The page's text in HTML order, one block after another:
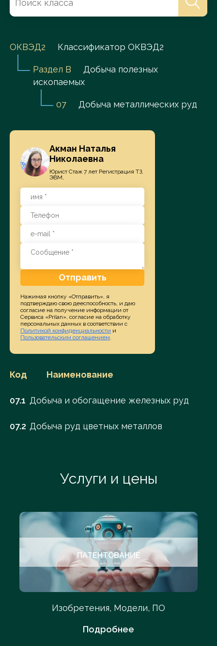
ОКВЭД2 Классификатор ОКВЭД2
Раздел B
Добыча полезных
ископаемых
07 Добыча металлических руд
Код Наименование
07.1 Добыча и обогащение железных руд
07.2 Добыча руд цветных металлов
Услуги и цены
ПАТЕНТОВАНИЕ
Изобретения, Модели, ПО
Подробнее
Акман Наталья
Николаевна
Юрист Стаж 7 лет Регистрация ТЗ,
ЭВМ,
Отправить
Нажимая кнопку «Отправить», я
подтверждаю свою дееспособность, и даю
согласие на получение информации от
Сервиса «Prilan», согласие на обработку
персональных данных в соответствии с
Политикой конфиденциальности и
Пользовательским соглашением.